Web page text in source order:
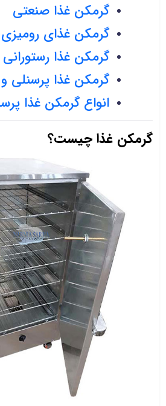
گرمکن غذا صنعتی
گرمکن غذای
گرمکن غذا رستورانی
گرمکن غذا پرسنلی و
انواع گرمکن غذا
گرمکن غذا چیست؟